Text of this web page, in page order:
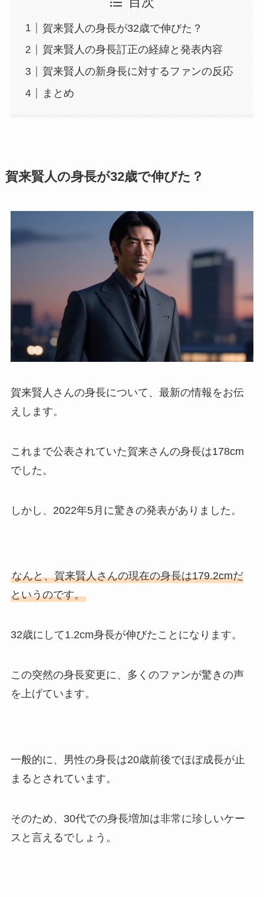
賀来賢人の身長が32歳で伸びた？
賀来賢人の身長訂正の経緯と発表内容
賀来賢人の新身長に対するファンの反応
まとめ
賀来賢人の身長が32歳で伸びた？
賀来賢人さんの身長について、最新の情報をお伝
えします。
これまで公表されていた賀来さんの身長は178cm
でした。
しかし、2022年5月に驚きの発表がありました。
なんと、賀来賢人さんの現在の身長は179.2cmだ
というのです。
32歳にして1.2cm身長が伸びたことになります。
この突然の身長変更に、多くのファンが驚きの声
を上げています。
一般的に、男性の身長は20歳前後でほぼ成長が止
まるとされています。
そのため、30代での身長増加は非常に珍しいケー
スと言えるでしょう。